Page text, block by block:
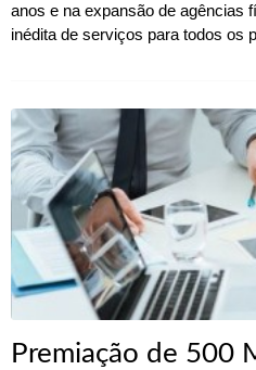
anos e na expansão de agências
inédita de serviços para todos os
Premiação de 500